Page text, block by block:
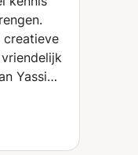
creatieve
Yassine